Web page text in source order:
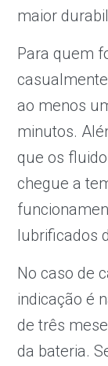
maior
Para quem
ao menos
minutos.
que os
chegue a
lubrificados
No caso de
indicação é
de três
da bateria.